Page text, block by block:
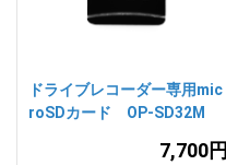
ドライブレコーダー専用mic
roSDカード OP-SD32M
7,700円